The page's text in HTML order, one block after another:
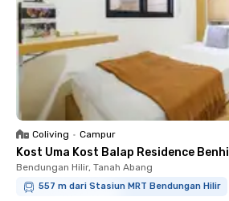
Coliving • Campur
Kost Uma Kost Balap Residence Benhil
Bendungan Hilir, Tanah Abang
557 m dari Stasiun MRT Bendungan Hilir